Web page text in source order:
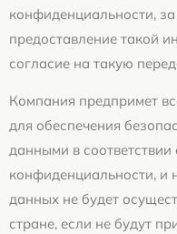
конфиденциальности,
предоставление такой
согласие на такую
Компания предпримет
для обеспечения
данными в
конфиденциальности, и
данных не будет
стране, если не будут